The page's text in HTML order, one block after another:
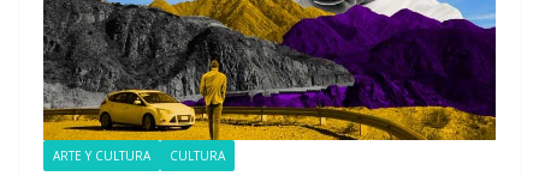
ARTE Y CULTURA CULTURA